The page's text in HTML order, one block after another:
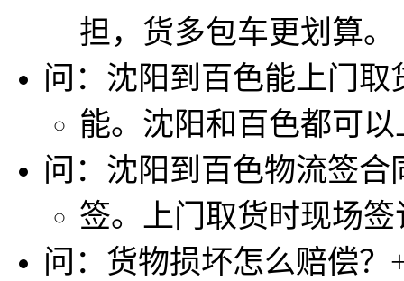
担，货多包车更划算。
问：沈阳到百色能上门取
能。沈阳和百色都可
问：沈阳到百色物流签合
签。上门取货时现场
问：货物损坏怎么赔偿？